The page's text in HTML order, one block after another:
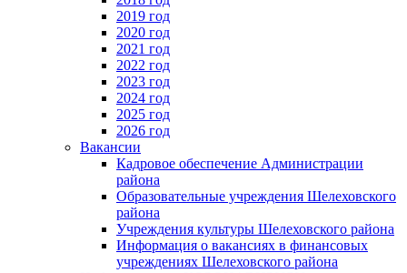
2019 год
2020 год
2021 год
2022 год
2023 год
2024 год
2025 год
2026 год
Вакансии
Кадровое обеспечение Администрации
района
Образовательные учреждения Шелеховского
района
Учреждения культуры Шелеховского района
Информация о вакансиях в финансовых
учреждениях Шелеховского района